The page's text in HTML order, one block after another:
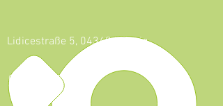
Lidicestraße 5, 04349 Leipzig
0341 - 921 46 59